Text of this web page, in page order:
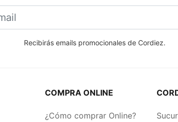
Recibirás emails promocionales de Cordiez.
COMPRA ONLINE
¿Cómo comprar Online?